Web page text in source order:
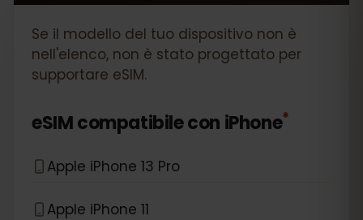
Se il modello del tuo dispositivo non è
nell'elenco, non è stato progettato per
supportare eSIM.
eSIM compatibile con iPhone*
Apple iPhone 13 Pro
Apple iPhone 11